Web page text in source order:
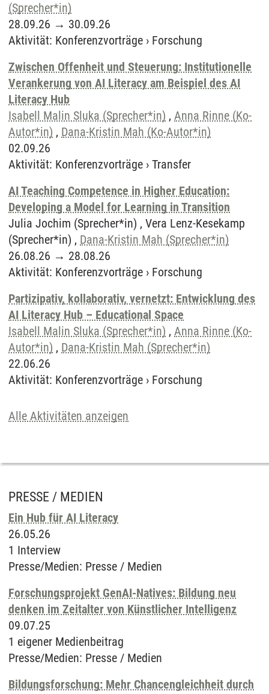
(Sprecher*in)
28.09.26 → 30.09.26
Aktivität: Konferenzvorträge › Forschung
Zwischen Offenheit und Steuerung: Institutionelle
Verankerung von AI Literacy am Beispiel des AI
Literacy Hub
Isabell Malin Sluka (Sprecher*in) , Anna Rinne (Ko-
Autor*in) , Dana-Kristin Mah (Ko-Autor*in)
02.09.26
Aktivität: Konferenzvorträge › Transfer
AI Teaching Competence in Higher Education:
Developing a Model for Learning in Transition
Julia Jochim (Sprecher*in) , Vera Lenz-Kesekamp
(Sprecher*in) , Dana-Kristin Mah (Sprecher*in)
26.08.26 → 28.08.26
Aktivität: Konferenzvorträge › Forschung
Partizipativ, kollaborativ, vernetzt: Entwicklung des
AI Literacy Hub – Educational Space
Isabell Malin Sluka (Sprecher*in) , Anna Rinne (Ko-
Autor*in) , Dana-Kristin Mah (Sprecher*in)
22.06.26
Aktivität: Konferenzvorträge › Forschung
Alle Aktivitäten anzeigen
PRESSE / MEDIEN
Ein Hub für AI Literacy
26.05.26
1 Interview
Presse/Medien: Presse / Medien
Forschungsprojekt GenAI-Natives: Bildung neu
denken im Zeitalter von Künstlicher Intelligenz
09.07.25
1 eigener Medienbeitrag
Presse/Medien: Presse / Medien
Bildungsforschung: Mehr Chancengleichheit durch